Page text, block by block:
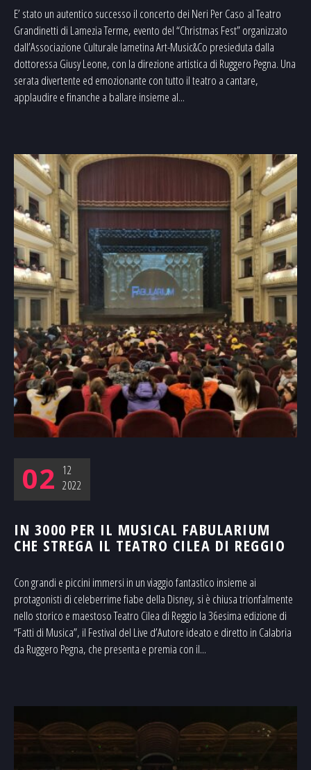
E’ stato un autentico successo il concerto dei Neri Per Caso al Teatro
Grandinetti di Lamezia Terme, evento del “Christmas Fest” organizzato
dall’Associazione Culturale lametina Art-Music&Co presieduta dalla
dottoressa Giusy Leone, con la direzione artistica di Ruggero Pegna. Una
serata divertente ed emozionante con tutto il teatro a cantare,
applaudire e finanche a ballare insieme al...
02 12
2022
IN 3000 PER IL MUSICAL FABULARIUM
CHE STREGA IL TEATRO CILEA DI REGGIO
Con grandi e piccini immersi in un viaggio fantastico insieme ai
protagonisti di celeberrime fiabe della Disney, si è chiusa trionfalmente
nello storico e maestoso Teatro Cilea di Reggio la 36esima edizione di
“Fatti di Musica”, il Festival del Live d’Autore ideato e diretto in Calabria
da Ruggero Pegna, che presenta e premia con il...